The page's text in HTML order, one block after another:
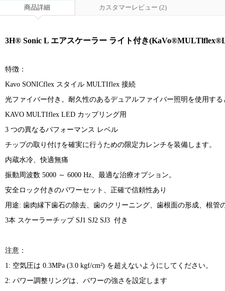
商品詳細 カスタマーレビュー (2)
3H® Sonic L エアスケーラー ライト付き
特徴：
Kavo SONICflex スタイル MULTIflex 接続
光ファイバー付き。耐久性のあるデュアルファイバー照明を使用す
KAVO MULTIflex LED カップリング用
3 つの異なるパフォーマンス レベル
チップの取り付けを確実に行うための限定力レンチを装備します。
内蔵水冷、快適無痛
振動周波数 5000 ～ 6000 Hz、最適な治療オプション。
安全ロック付きのパワーセット、正確で信頼性あり
用途: 歯肉縁下歯石の除去、歯のクリーニング、歯根面の形成、根管
3本 スケーラーチップ SJ1 SJ2 SJ3 付き
注意：
1: 空気圧は 0.3MPa (3.0 kgf/cm²) を超えないようにしてください。
2: パワー調整リングは、パワーの強さを設定します